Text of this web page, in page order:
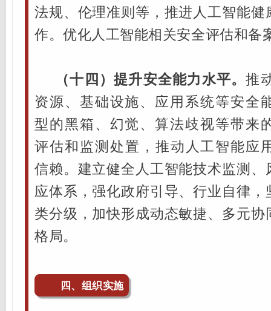
法规、伦理准则等，推进人工智能
作。优化人工智能相关安全评估和备
（十四）提升安全能力水平。推
资源、基础设施、应用系统等安全
型的黑箱、幻觉、算法歧视等带来
评估和监测处置，推动人工智能应
信赖。建立健全人工智能技术监测
应体系，强化政府引导、行业自律
类分级，加快形成动态敏捷、多元
格局。
四、组织实施